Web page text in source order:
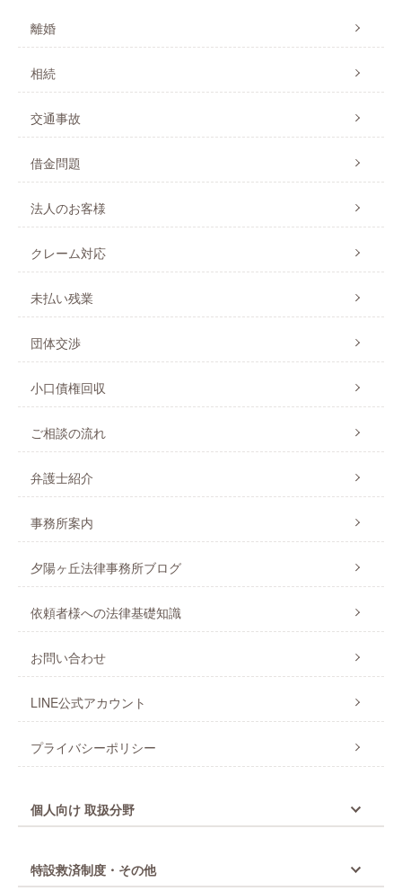
離婚
相続
交通事故
借金問題
法人のお客様
クレーム対応
未払い残業
団体交渉
小口債権回収
ご相談の流れ
弁護士紹介
事務所案内
夕陽ヶ丘法律事務所ブログ
依頼者様への法律基礎知識
お問い合わせ
LINE公式アカウント
プライバシーポリシー
個人向け 取扱分野
特設救済制度・その他